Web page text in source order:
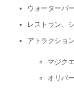
ウォーターパ
レストラン、
アトラクション
マジク
オリバ